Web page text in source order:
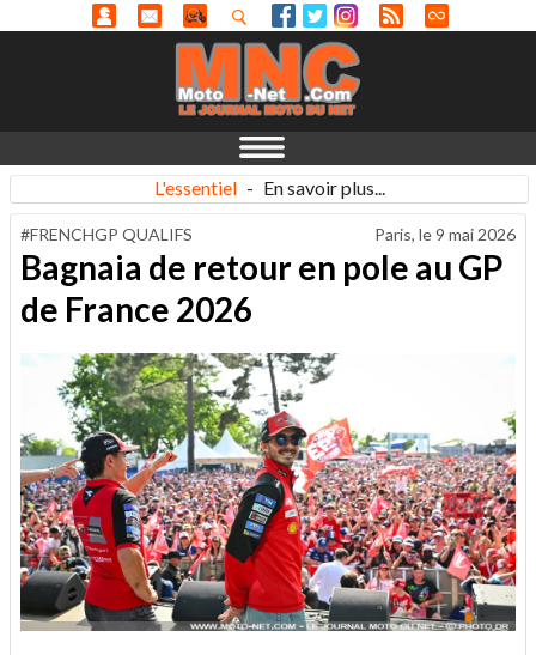
L'essentiel - En savoir plus...
#FRENCHGP QUALIFS Paris, le9 mai 2026
Bagnaia de retour en pole au GP
de France 2026